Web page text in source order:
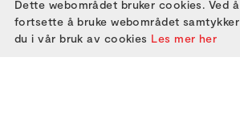
Dette webområdet bruker cookies. Ved å
fortsette å bruke webområdet samtykker
du i vår bruk av cookies Les mer her